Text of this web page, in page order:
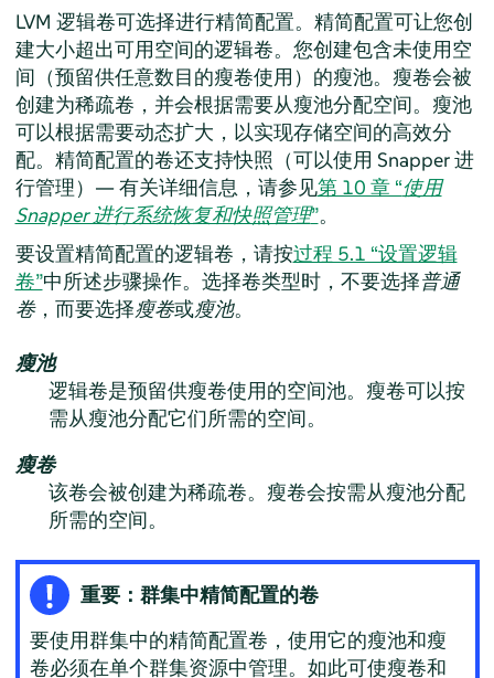
LVM 逻辑卷可选择进行精简配置。精简配置可让您创
建大小超出可用空间的逻辑卷。您创建包含未使用空
间（预留供任意数目的瘦卷使用）的瘦池。瘦卷会被
创建为稀疏卷，并会根据需要从瘦池分配空间。瘦池
可以根据需要动态扩大，以实现存储空间的高效分
配。精简配置的卷还支持快照（可以使用 Snapper 进
行管理）— 有关详细信息，请参见第 10 章 “使用
Snapper 进行系统恢复和快照管理”。
要设置精简配置的逻辑卷，请按过程 5.1 “设置逻辑
卷”中所述步骤操作。选择卷类型时，不要选择普通
卷，而要选择瘦卷或瘦池。
瘦池
逻辑卷是预留供瘦卷使用的空间池。瘦卷可以按
需从瘦池分配它们所需的空间。
瘦卷
该卷会被创建为稀疏卷。瘦卷会按需从瘦池分配
所需的空间。
重要：群集中精简配置的卷
要使用群集中的精简配置卷，使用它的瘦池和瘦
卷必须在单个群集资源中管理。如此可使瘦卷和